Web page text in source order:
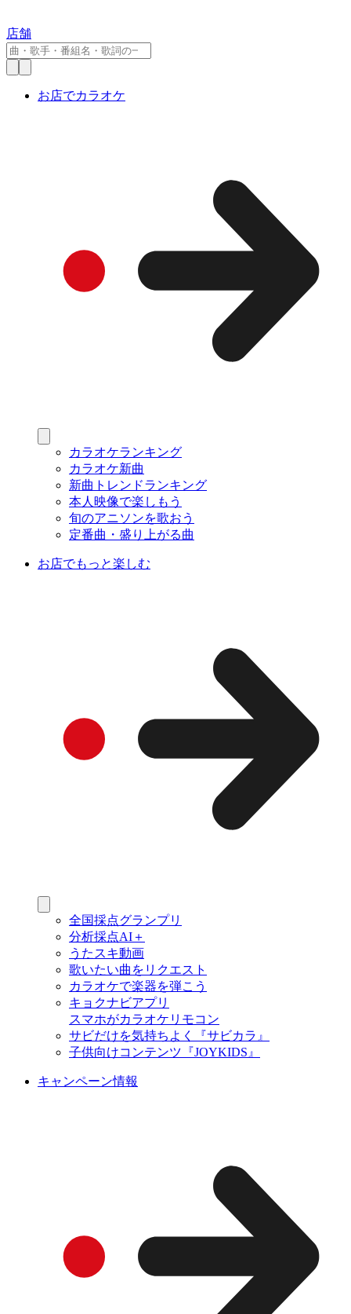
店舗
お店でカラオケ
カラオケランキング
カラオケ新曲
新曲トレンドランキング
本人映像で楽しもう
旬のアニソンを歌おう
定番曲・盛り上がる曲
お店でもっと楽しむ
全国採点グランプリ
分析採点AI＋
うたスキ動画
歌いたい曲をリクエスト
カラオケで楽器を弾こう
キョクナビアプリ
スマホがカラオケリモコン
サビだけを気持ちよく『サビカラ』
子供向けコンテンツ『JOYKIDS』
キャンペーン情報